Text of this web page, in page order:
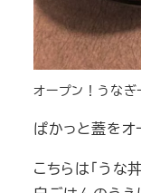
オープン！うなぎ
ぱかっと蓋をオ
こちらは「うな丼